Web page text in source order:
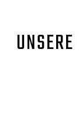
UNSERE